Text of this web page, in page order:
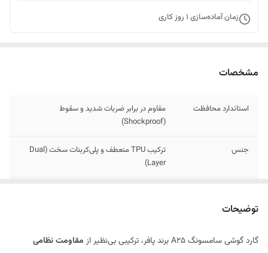
زمان آماده‌سازی 1 روز کاری
مشخصات
استاندارد محافظت
مقاوم در برابر ضربات شدید و سقوط
(Shockproof)
جنس
ترکیب TPU منعطف و پلی‌کربنات سخت (Dual
Layer)
حس لمس
گوشی از دست
توضیحات
گارد گوشی سامسونگ A25 برند پافر، ترکیبی بی‌نظیر از
مقاومت نظامی